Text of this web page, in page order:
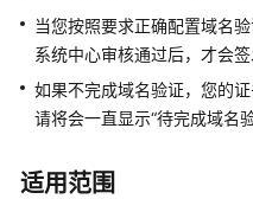
告
快
速
门
当您按照要求正确配置域名
系统中心审核通过后，才会签
如果不完成域名验证，您的
请将会一直显示“待完成域名
适用范围